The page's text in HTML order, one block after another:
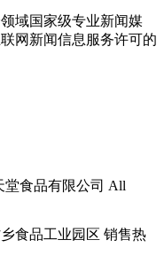
域国家级专业新闻媒
网新闻信息服务许可的
堂食品有限公司 All
食品工业园区 销售热